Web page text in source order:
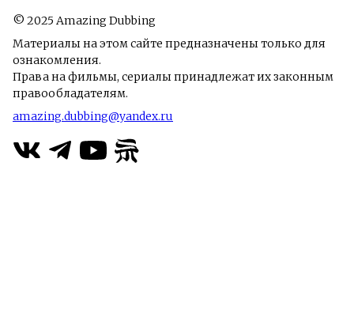
© 2025 Amazing Dubbing
Материалы на этом сайте предназначены только для
ознакомления.
Права на фильмы, сериалы принадлежат их законным
правообладателям.
amazing.dubbing@yandex.ru